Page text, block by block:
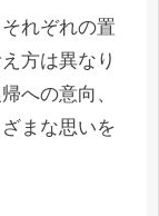
れぞれの置
方は異なり
への意向、
まな思いを